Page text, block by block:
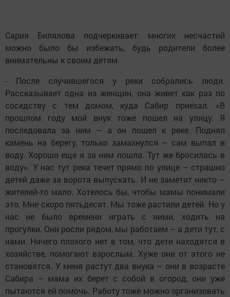
Сария Билялова подчеркивает: многих несчастий
можно было бы избежать, будь родители более
внимательны к своим детям.
- После случившегося у реки собрались люди.
Рассказывает одна из женщин, она живет как раз по
соседству с тем домом, куда Сабир приехал. «В
прошлом году мой внук тоже пошел на улицу. Я
последовала за ним – а он пошел к реке. Поднял
камень на берегу, только замахнулся – сам выпал в
воду. Хорошо еще я за ним пошла. Тут же бросилась в
воду». У нас тут река течет прямо по улице – страшно
детей даже за ворота выпускать. И не заметит никто –
жителей-то мало. Хотелось бы, чтобы мамы понимали
это. Мне скоро пятьдесят. Мы тоже растили детей. Но у
нас не было времени играть с ними, ходить на
прогулки. Они росли рядом, мы работаем – а дети тут, с
нами. Ничего плохого нет в том, что дети находятся в
хозяйстве, помогают взрослым. Хуже они от этого не
становятся. У меня растут два внука – они в возрасте
Сабира – мама их берет с собой в огород, они уже
пытаются ей помочь. Работу тоже можно организовать